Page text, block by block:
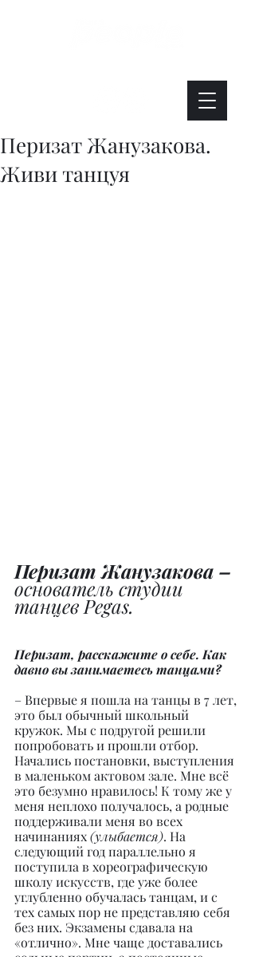
Перизат Жанузакова.
Живи танцуя
Перизат Жанузакова –
основатель студии
танцев Pegas.
Перизат, расскажите о себе. Как
давно вы занимаетесь танцами?
– Впервые я пошла на танцы в 7 лет,
это был обычный школьный
кружок. Мы с подругой решили
попробовать и прошли отбор.
Начались постановки, выступления
в маленьком актовом зале. Мне всё
это безумно нравилось! К тому же у
меня неплохо получалось, а родные
поддерживали меня во всех
начинаниях (улыбается). На
следующий год параллельно я
поступила в хореографическую
школу искусств, где уже более
углубленно обучалась танцам, и с
тех самых пор не представляю себя
без них. Экзамены сдавала на
«отлично». Мне чаще доставались